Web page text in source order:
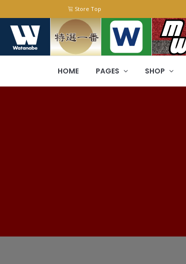
Store Top
HOME PAGES SHOP